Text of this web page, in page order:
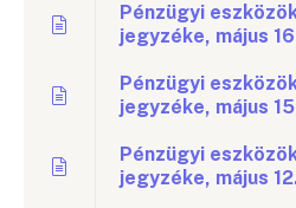
Pénzügyi
jegyzéke, május
Pénzügyi
jegyzéke, május
Pénzügyi
jegyzéke, május